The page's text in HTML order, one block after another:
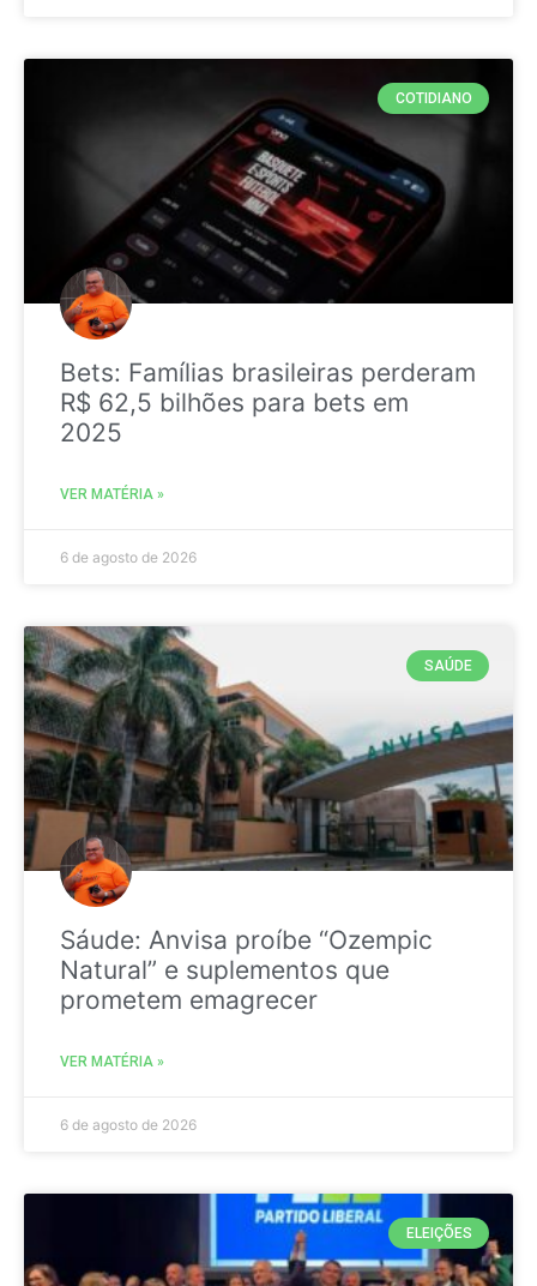
COTIDIANO
Bets: Famílias brasileiras perderam
R$ 62,5 bilhões para bets em
2025
VER MATÉRIA »
6 de agosto de 2026
SAÚDE
Sáude: Anvisa proíbe “Ozempic
Natural” e suplementos que
prometem emagrecer
VER MATÉRIA »
6 de agosto de 2026
ELEIÇÕES